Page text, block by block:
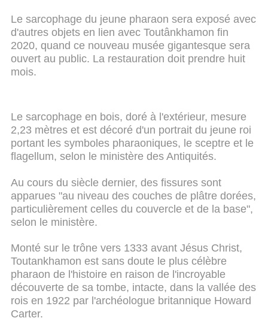
Le sarcophage du jeune pharaon sera exposé avec
d'autres objets en lien avec Toutânkhamon fin
2020, quand ce nouveau musée gigantesque sera
ouvert au public. La restauration doit prendre huit
mois.
Le sarcophage en bois, doré à l'extérieur, mesure
2,23 mètres et est décoré d'un portrait du jeune roi
portant les symboles pharaoniques, le sceptre et le
flagellum, selon le ministère des Antiquités.
Au cours du siècle dernier, des fissures sont
apparues "au niveau des couches de plâtre dorées,
particulièrement celles du couvercle et de la base",
selon le ministère.
Monté sur le trône vers 1333 avant Jésus Christ,
Toutankhamon est sans doute le plus célèbre
pharaon de l'histoire en raison de l'incroyable
découverte de sa tombe, intacte, dans la vallée des
rois en 1922 par l'archéologue britannique Howard
Carter.